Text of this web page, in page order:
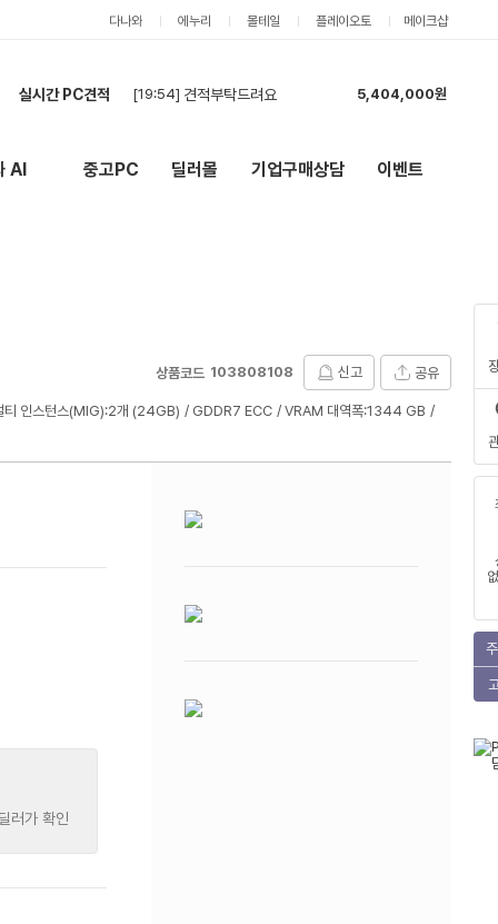
다나와 에누리 몰테일 플레이오토 메이크샵
실시간 PC견적 [19:42] 견적부탁드립니다.
5,459,000원
[18:05] 견적부탁드립니다~
5,118,000원
5,404,000원
AI 중고PC 딜러몰 기업구매상담 이벤트
상품코드 103808108 신고 공유
티 인스턴스(MIG):2개 (24GB) GDDR7 ECC
VRAM 대역폭:1344 GB
러가 확인